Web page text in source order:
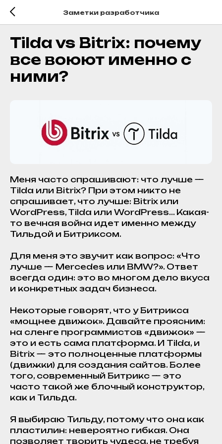
Заметки разработчика
Tilda vs Bitrix: почему
все воюют именно с
ними?
Меня часто спрашивают: что лучше —
Tilda или Bitrix? При этом никто не
спрашивает, что лучше: Bitrix или
WordPress, Tilda или WordPress... Какая-
то вечная война идет именно между
Тильдой и Битриксом.
Для меня это звучит как вопрос: «Что
лучше — Mercedes или BMW?». Ответ
всегда один: это во многом дело вкуса
и конкретных задач бизнеса.
Некоторые говорят, что у Битрикса
«мощнее движок». Давайте проясним:
на сленге программистов «движок» —
это и есть сама платформа. И Tilda, и
Bitrix — это полноценные платформы
(движки) для создания сайтов. Более
того, современный Битрикс — это
часто такой же блочный конструктор,
как и Тильда.
Я выбираю Тильду, потому что она как
пластилин: невероятно гибкая. Она
позволяет творить чудеса, не требуя